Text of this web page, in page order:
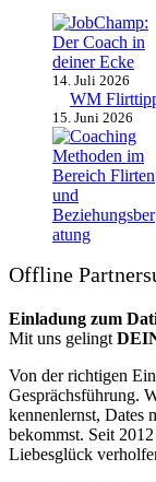
14. Juli 2026
WM
15. Juni 2026
Offline
Einladung zum
Mit uns gelingt
Von der richtigen
Gesprächsführung.
kennenlernst, Dates
bekommst. Seit
Liebesglück